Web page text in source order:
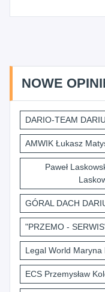
NOWE
DARIO-TEAM
AMWIK Łukasz
Paweł
GÓRAL DACH
"PRZEMO -
Legal World Maryna
ECS Przemysław